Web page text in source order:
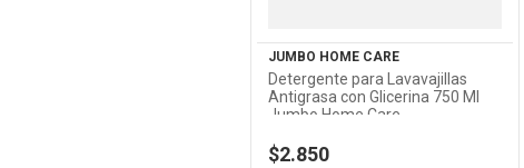
JUMBO HOME CARE
Detergente para Lavavajillas
Antigrasa con Glicerina 750 Ml
Jumbo Home Care
$2.850